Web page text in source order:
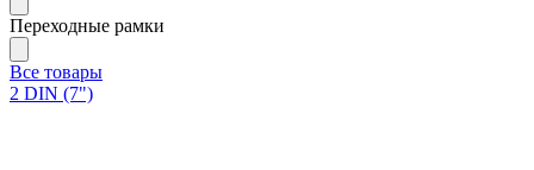
Переходные рамки
Все товары
2 DIN (7")